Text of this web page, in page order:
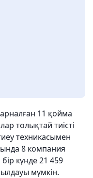
11 қойма
толықтай тиісті
техникасымен
8 компания
күнде 21 459
мүмкін.